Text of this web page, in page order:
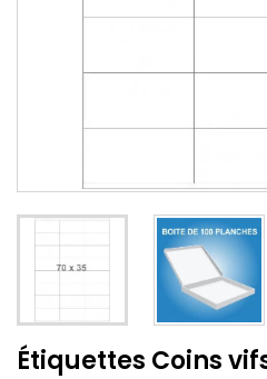
Étiquettes Coins